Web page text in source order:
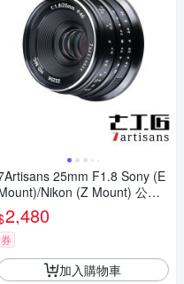
25mm F1.8 Sony (E
Nikon (Z Mount) 公司
貨
2,480
券
加入購物車